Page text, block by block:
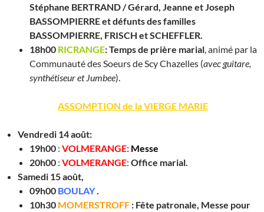
Stéphane BERTRAND /Gérard, Jeanne et Joseph
BASSOMPIERRE et défunts des familles
BASSOMPIERRE, FRISCH et SCHEFFLER.
18h00 RICRANGE:Temps de prière marial, animé par la
Communauté des Soeurs de Scy Chazelles (avec guitare,
synthétiseur et Jumbee).
ASSOMPTION de la VIERGE MARIE
Vendredi 14 août:
19h00 : VOLMERANGE: Messe
20h00 : VOLMERANGE: Office marial.
Samedi 15 août,
09h00 BOULAY.
10h30 MOMERSTROFF : Fête patronale, Messe pour